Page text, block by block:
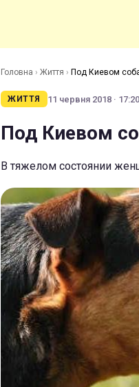
Головна › Життя › Под Киевом
ЖИТТЯ 11 червня 2018 · 17:20
Под Киевом
В тяжелом состоянии